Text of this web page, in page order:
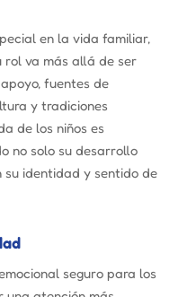
en la vida familiar,
rol va más allá de ser
fuentes de
y tradiciones
de los niños es
no solo su desarrollo
su identidad y sentido de
seguro para los